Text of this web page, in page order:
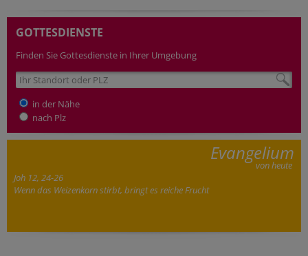
GOTTESDIENSTE
Finden Sie Gottesdienste in Ihrer Umgebung
in der Nähe
nach Plz
Evangelium
von heute
Joh 12, 24-26
Wenn das Weizenkorn stirbt, bringt es reiche Frucht